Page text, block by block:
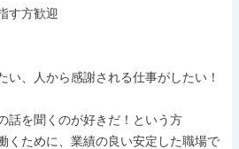
す方歓迎
い、人から感謝される仕事がしたい！
話を聞くのが好きだ！という方
くために、業績の良い安定した職場で